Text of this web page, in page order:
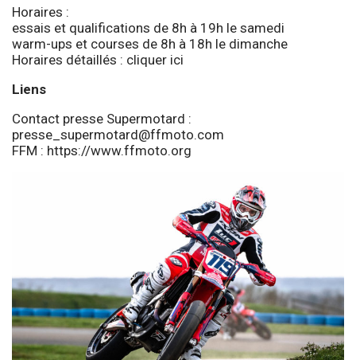
Horaires :
essais et qualifications de 8h à 19h le samedi
warm-ups et courses de 8h à 18h le dimanche
Horaires détaillés : cliquer ici
Liens
Contact presse Supermotard :
presse_supermotard@ffmoto.com
FFM : https://www.ffmoto.org